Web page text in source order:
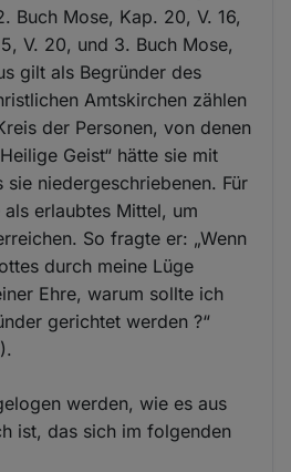
Buch Mose, Kap. 20, V. 16,
V. 20, und 3. Buch Mose,
gilt als Begründer des
Amtskirchen zählen
der Personen, von denen
Geist“ hätte sie mit
sie niedergeschriebenen. Für
erlaubtes Mittel, um
So fragte er: „Wenn
durch meine Lüge
Ehre, warum sollte ich
gerichtet werden ?“
werden, wie es aus
ist, das sich im folgenden